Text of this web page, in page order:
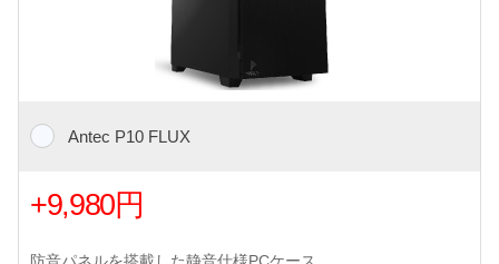
Antec P10 FLUX
+9,980円